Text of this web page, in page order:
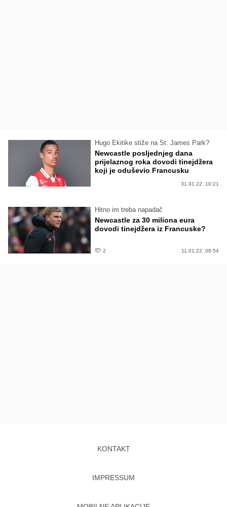
Hugo Ekitike stiže na St. James Park?
Newcastle posljednjeg dana
prijelaznog roka dovodi tinejdžera
koji je oduševio Francusku
31.01.22. 10:21
Hitno im treba napadač
Newcastle za 30 miliona eura
dovodi tinejdžera iz Francuske?
2 11.01.22. 08:54
KONTAKT
IMPRESSUM